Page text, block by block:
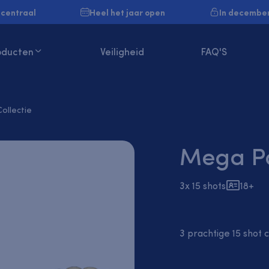
Heel het jaar open In
Veiligheid FAQ'S
Mega
3x 15 shots 18+
3 prachtige 15 shot